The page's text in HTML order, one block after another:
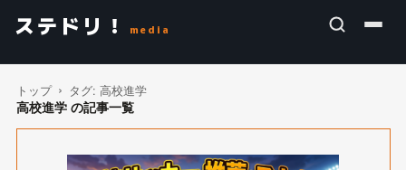
ステドリ！ media
トップ タグ: 高校進学
高校進学 の記事一覧